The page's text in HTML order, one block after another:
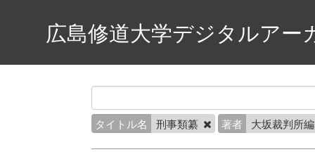
広島修道大学デジタルアー
タイトル名 刑事類纂 著者 大坂裁判所